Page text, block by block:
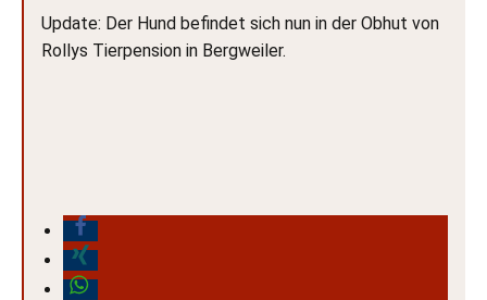
Update: Der Hund befindet sich nun in der Obhut von
Rollys Tierpension in Bergweiler.